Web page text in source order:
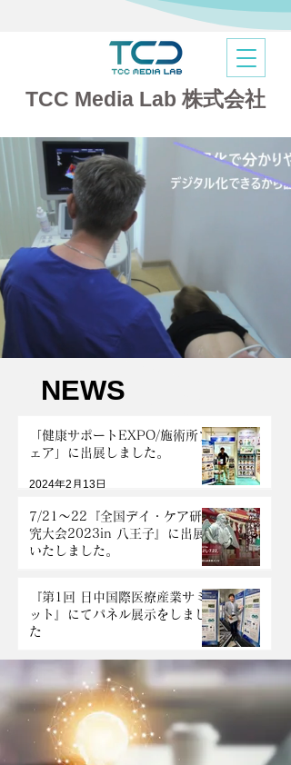
​TCC Media Lab 株式会社
NEWS
「健康サポートEXPO/施術所フ
ェア」に出展しました。
2024年2月13日
7/21～22『全国デイ・ケア研
究大会2023in 八王子』に出展
いたしました。
『第1回 日中国際医療産業サミ
ット』にてパネル展示をしまし
た
2023年6月18日